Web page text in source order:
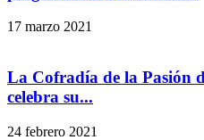
17 marzo 2021
La Cofradía de la Pasión
celebra su...
24 febrero 2021